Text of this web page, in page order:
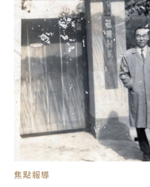
焦點報導